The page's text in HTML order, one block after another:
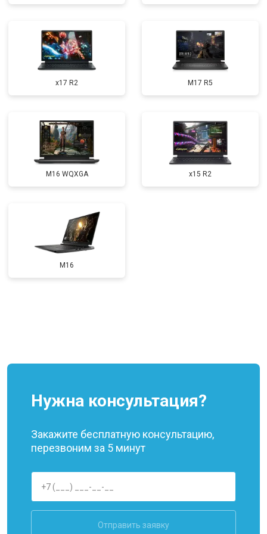
Замена оперативной памяти от 1100 ₽ Заказать
Прошивка BIOS от 1500 ₽ Заказать
Замена северного моста от 3500 ₽
x17 R2 M17 R5
M16 WQXGA x15 R2
M16
Нужна консультация?
Закажите бесплатную консультацию,
перезвоним за 5 минут
Отправить заявку